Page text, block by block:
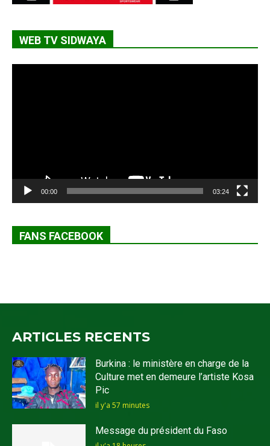
WEB TV SIDWAYA
00:00 03:24
FANS FACEBOOK
ARTICLES RECENTS
Burkina : le ministère en charge de la
Culture met en demeure l’artiste Kosa
Pic
il y'a 57 minutes
Message du président du Faso